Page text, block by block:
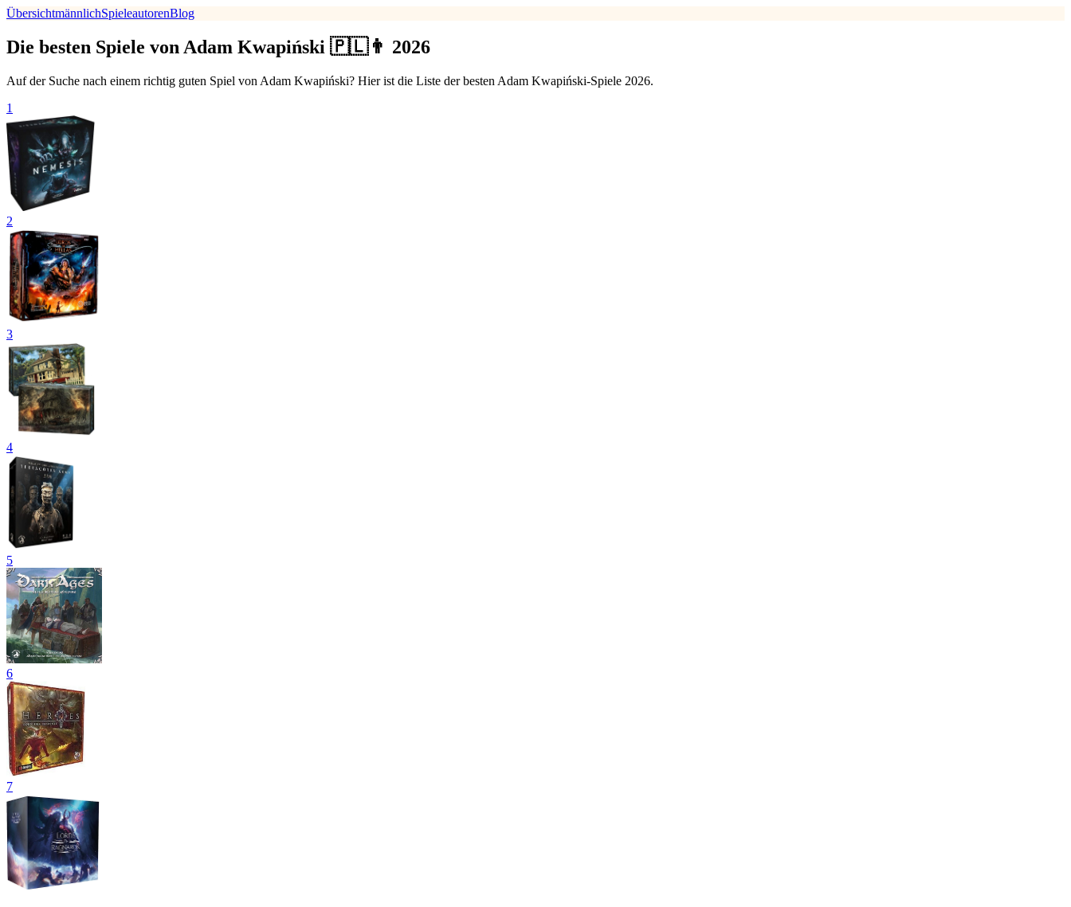
ÜbersichtmännlichSpieleautorenBlog
Die besten Spiele von Adam Kwapiński 🇵🇱👨 2026
Auf der Suche nach einem richtig guten Spiel von Adam Kwapiński? Hier ist die Liste der besten Adam Kwapiński-Spiele 2026.
1
2
3
4
5
6
7